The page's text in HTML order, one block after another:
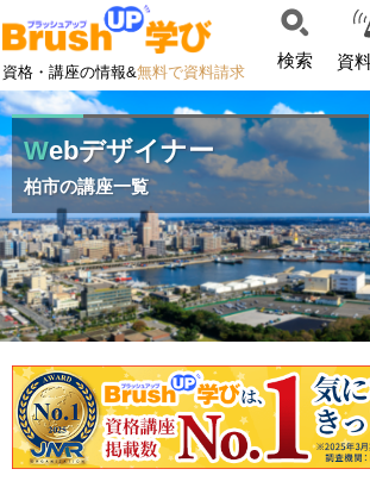
資格・講座の情報&無料で資料請求
検索 資
Webデザイナー
柏市の講座一覧